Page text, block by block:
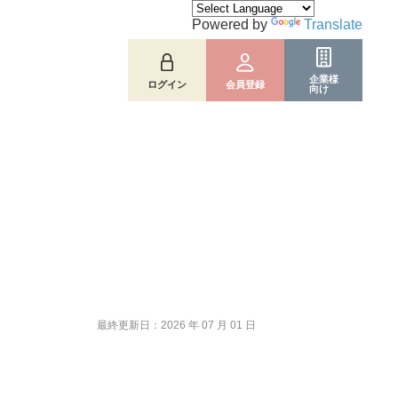
ログイン 会員登録
企業様
向け
Powered by Translate
最終更新日：2026 年 07 月 01 日